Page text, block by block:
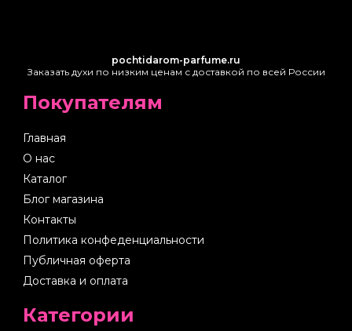
pochtidarom-parfume.ru
Заказать духи по низким ценам с доставкой по всей России
Покупателям
Главная
О нас
Каталог
Блог магазина
Контакты
Политика конфеденциальности
Публичная оферта
Доставка и оплата
Категории